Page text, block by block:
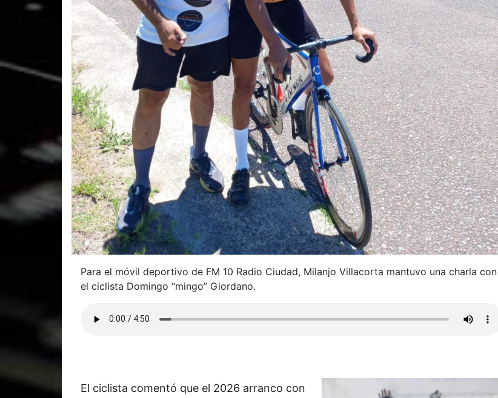
Para el móvil deportivo de FM 10 Radio Ciudad, Milanjo Villacorta mantuvo una charla con
el ciclista Domingo “mingo” Giordano.
El ciclista comentó que el 2026 arranco con